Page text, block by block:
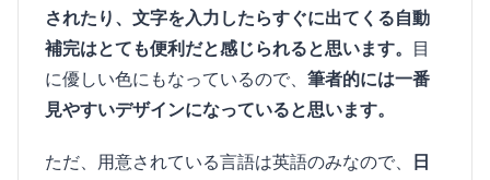
されたり、文字を入力したらすぐに出てくる自動
補完はとても便利だと感じられると思います。 目
に優しい色にもなっているので、 筆者的には一番
見やすいデザインになっていると思います。
ただ、用意されている言語は英語のみなので、
日